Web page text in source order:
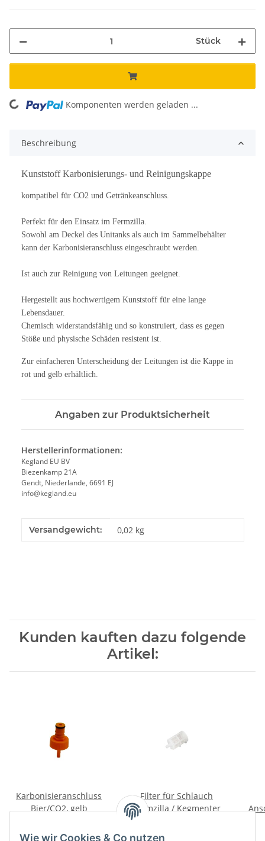
Wie wir Cookies & Co nutzen
Stück
Loading... Komponenten werden geladen ...
Beschreibung
Kunststoff Karbonisierungs- und Reinigungskappe
kompatibel für CO2 und Getränkeanschluss.
Perfekt für den Einsatz im Fermzilla.
Sowohl am Deckel des Unitanks als auch im Sammelbehälter
kann der Karbonisieranschluss eingeschraubt werden.
Ist auch zur Reinigung von Leitungen geeignet.
Hergestellt aus hochwertigem Kunststoff für eine lange
Lebensdauer.
Chemisch widerstandsfähig und so konstruiert, dass es gegen
Stöße und physische Schäden resistent ist.
Zur einfacheren Unterscheidung der Leitungen ist die Kappe in
rot und gelb erhältlich.
Angaben zur Produktsicherheit
Herstellerinformationen:
Kegland EU BV
Biezenkamp 21A
Gendt, Niederlande, 6691 EJ
info@kegland.eu
Produkteigenschaft
Wert
Versandgewicht: 0,02 kg
Kunden kauften dazu folgende
Artikel:
Karbonisieranschluss
Bier/CO2, gelb
Filter für Schlauch
Fermzilla / Kegmenter